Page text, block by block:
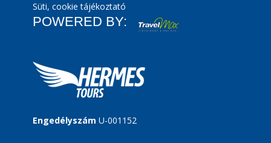
Süti, cookie tájékoztató
POWERED BY:
Engedélyszám U-001152